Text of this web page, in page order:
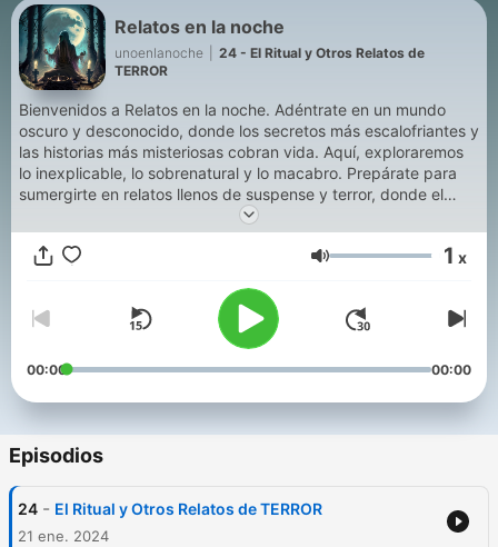
Relatos en la noche
unoenlanoche
24 - El Ritual y Otros Relatos de
TERROR
Bienvenidos a Relatos en la noche. Adéntrate en un mundo
oscuro y desconocido, donde los secretos más escalofriantes y
las historias más misteriosas cobran vida. Aquí, exploraremos
lo inexplicable, lo sobrenatural y lo macabro. Prepárate para
sumergirte en relatos llenos de suspense y terror, donde el
miedo se convierte en tu compañero constante. Descubrirás
leyendas urbanas, casos sin resolver, avistamientos de
criaturas sobrenaturales y mucho más. Nuestro objetivo es
apasionada por lo paranormal, donde podrás compartir tus
propias experiencias, debatir teorías y descubrir nuevos
enigmas. Juntos, exploraremos los rincones más oscuros de la
de la noche.
Volumen 1 x
00:00 00:00
Episodios
24 - El Ritual y Otros Relatos de TERROR
21 ene. 2024